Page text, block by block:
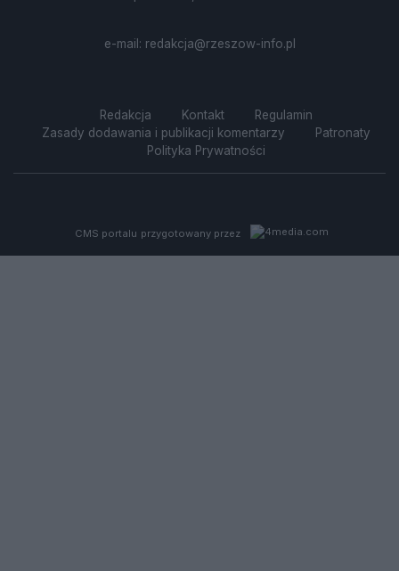
e-mail: redakcja@rzeszow-info.pl
Redakcja Kontakt
Regulamin
Zasady dodawania i publikacji komentarzy
Patronaty
Polityka Prywatności
CMS portalu przygotowany przez